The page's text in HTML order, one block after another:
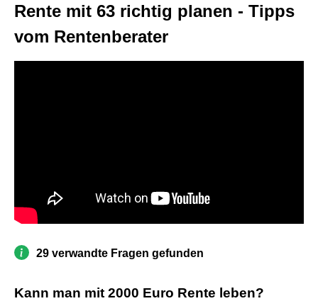
Rente mit 63 richtig planen - Tipps
vom Rentenberater
29 verwandte Fragen gefunden
Kann man mit 2000 Euro Rente leben?